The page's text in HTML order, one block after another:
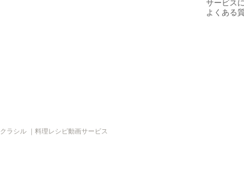
サービス
よくある
クラシル ｜料理レシピ動画サービス